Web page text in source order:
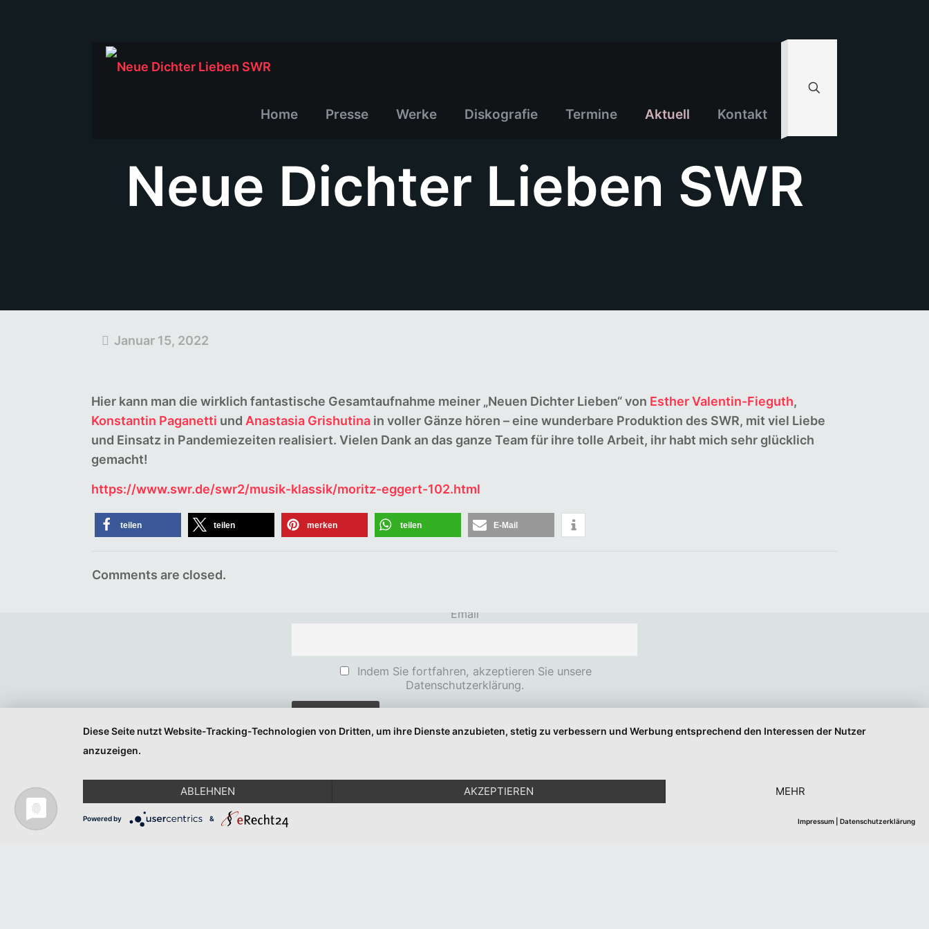
Home Presse Werke Diskografie Termine Aktuell Kontakt
Neue Dichter Lieben SWR
Januar 15, 2022
Hier kann man die wirklich fantastische Gesamtaufnahme meiner „Neuen Dichter Lieben“ von Esther Valentin-Fieguth,
Konstantin Paganetti und Anastasia Grishutina in voller Gänze hören – eine wunderbare Produktion des SWR, mit viel Liebe
und Einsatz in Pandemiezeiten realisiert. Vielen Dank an das ganze Team für ihre tolle Arbeit, ihr habt mich sehr glücklich
gemacht!
https://www.swr.de/swr2/musik-klassik/moritz-eggert-102.html
teilen teilen merken teilen E-Mail
Comments are closed.
Newsletter abonnieren
Email
Indem Sie fortfahren, akzeptieren Sie unsere
Datenschutzerklärung.
Diese Seite nutzt Website-Tracking-Technologien von Dritten, um ihre Dienste anzubieten, stetig zu verbessern und Werbung entsprechend den Interessen der Nutzer
anzuzeigen.
ABLEHNEN AKZEPTIEREN MEHR
Powered by & Impressum Datenschutzerklärung